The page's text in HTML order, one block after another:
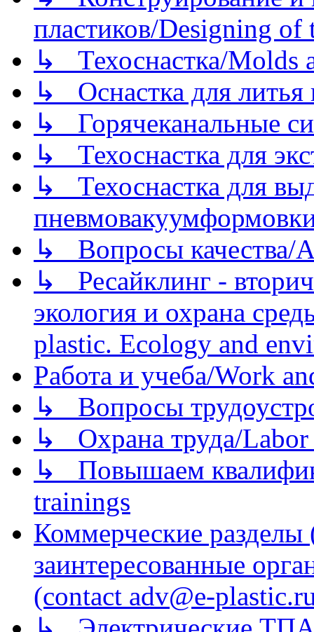
пластиков/Designing of
↳ Техоснастка/Molds
↳ Оснастка для литья
↳ Горячеканальные
↳ Техоснастка для
↳ Техоснастка для
↳ Вопросы качества/
↳ Ресайклинг -
экология и охрана
plastic. Ecology and
Работа и учеба/Work
↳ Вопросы
↳ Охрана труда/Labor
↳ Повышаем
trainings
Коммерческие
заинтересованные
(contact adv@e-